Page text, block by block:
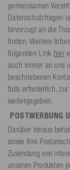
gemeinsamen
Datenschutzfragen
bevorzugt an die
finden. Weitere
folgenden Link hier
auch immer an uns
beschriebenen
falls erforderlich,
weitergegeben.
POSTWERBUNG
Darüber hinaus
sowie Ihre
Zusendung von
unseren Produkten